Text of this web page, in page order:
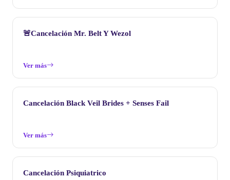
🚨Cancelación Mr. Belt Y Wezol
Ver más
Cancelación Black Veil Brides + Senses Fail
Ver más
Cancelación Psiquiatrico